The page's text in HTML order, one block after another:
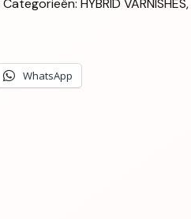
Categorieën: HYBRID VARNISHES,
WhatsApp